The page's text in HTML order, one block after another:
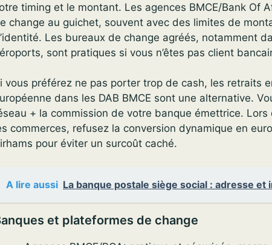
timing et le montant. Les agences BMCE/Bank Of
change au guichet, souvent avec des limites de
Les bureaux de change agréés, notamment
sont pratiques si vous n’êtes pas client
vous préférez ne pas porter trop de cash, les retraits
dans les DAB BMCE sont une alternative.
+ la commission de votre banque émettrice.
commerces, refusez la conversion dynamique en
pour éviter un surcoût caché.
A lire aussi La banque postale siège social : adresse et
et plateformes de change